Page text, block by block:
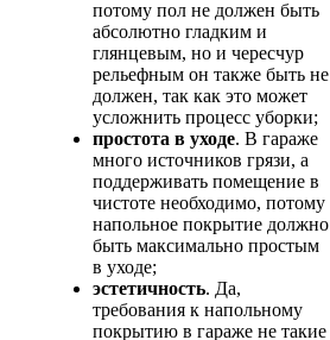
потому пол не должен быть
абсолютно гладким и
глянцевым, но и чересчур
рельефным он также быть не
должен, так как это может
усложнить процесс уборки;
простота в уходе. В гараже
много источников грязи, а
поддерживать помещение в
чистоте необходимо, потому
напольное покрытие должно
быть максимально простым
в уходе;
эстетичность. Да,
требования к напольному
покрытию в гараже не такие